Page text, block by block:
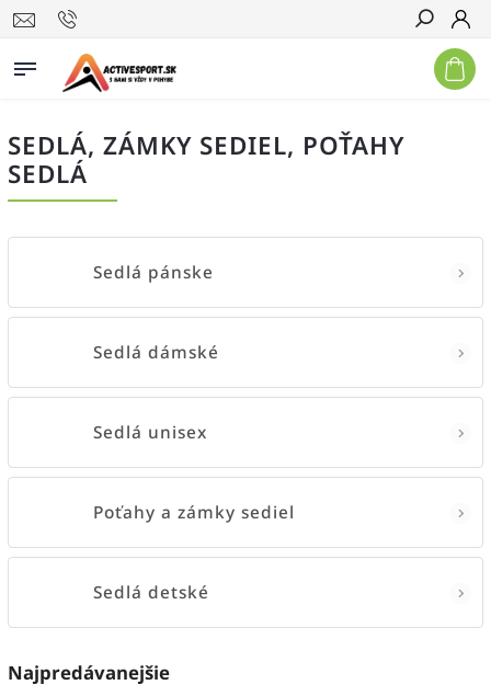
Hľadať
SEDLÁ, ZÁMKY SEDIEL, POŤAHY
SEDLÁ
Sedlá pánske
Sedlá dámské
Sedlá unisex
Poťahy a zámky sediel
Sedlá detské
Najpredávanejšie